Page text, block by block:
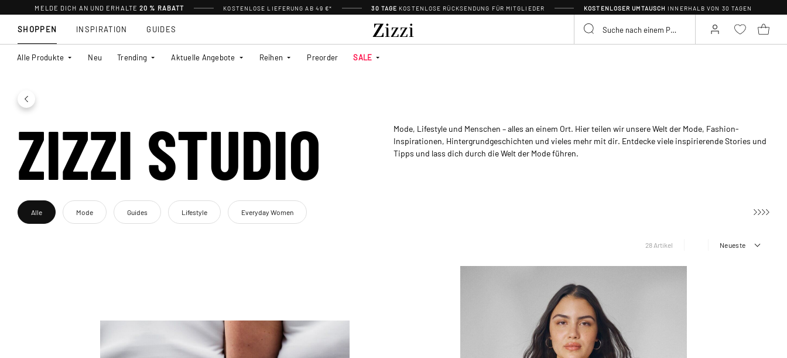
MELDE DICH AN UND ERHALTE20 % RABATT KOSTENLOSE LIEFERUNG AB 49 €* 30 TAGE KOSTENLOSE RÜCKSENDUNG FÜR MITGLIEDER KOSTENLOSER UMTAUSCH INNERHALB VON 30 TAGEN
SHOPPEN
Alle Produkte Neu Trending Aktuelle Angebote Reihen Preorder SALE
INSPIRATION GUIDES
ZIZZI STUDIO
Mode, Lifestyle und Menschen – alles an einem Ort. Hier teilen wir unsere Welt der Mode, Fashion-
Inspirationen, Hintergrundgeschichten und vieles mehr mit dir. Entdecke viele inspirierende Stories und
Tipps und lass dich durch die Welt der Mode führen.
Alle Mode Guides Lifestyle Everyday Women
28 Artikel